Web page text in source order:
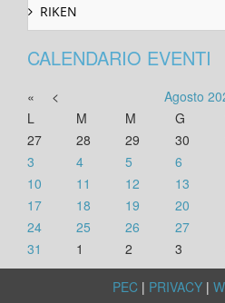
RIKEN
CALENDARIO EVENTI
« < Agosto
L
M M G
27
28 29 30
3
4 5 6
10
11 12 13
17
18 19 20
24
25 26 27
31
1 2 3
PEC | PRIVACY |